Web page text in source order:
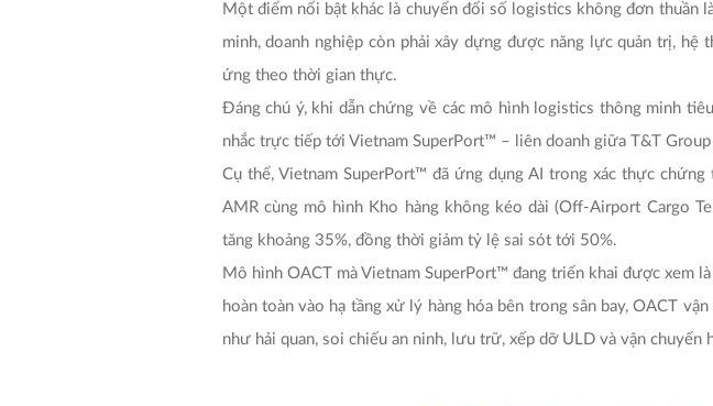
Một điểm nổi bật khác là chuyển đổi số logistics không đơn thuần
minh, doanh nghiệp còn phải xây dựng được năng lực quản trị,
ứng theo thời gian thực.
Đáng chú ý, khi dẫn chứng về các mô hình logistics thông minh
nhắc trực tiếp tới Vietnam SuperPort™ – liên doanh giữa T&T Group
Cụ thể, Vietnam SuperPort™ đã ứng dụng AI trong xác thực
AMR cùng mô hình Kho hàng không kéo dài (Off-Airport Cargo
tăng khoảng 35%, đồng thời giảm tỷ lệ sai sót tới 50%.
Mô hình OACT mà Vietnam SuperPort™ đang triển khai được xem
hoàn toàn vào hạ tầng xử lý hàng hóa bên trong sân bay, OACT
như hải quan, soi chiếu an ninh, lưu trữ, xếp dỡ ULD và vận chuyển